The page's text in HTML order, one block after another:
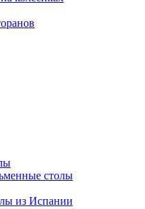
столы
из Испании